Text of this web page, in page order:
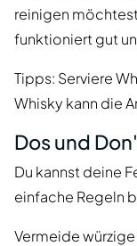
reinigen
funktioniert gut
Tipps: Serviere
Whisky kann die
Dos und
Du kannst deine
einfache Regeln
Vermeide